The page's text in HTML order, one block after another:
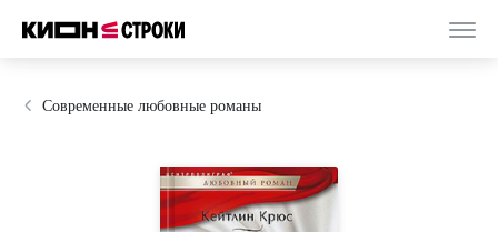
Современные любовные романы